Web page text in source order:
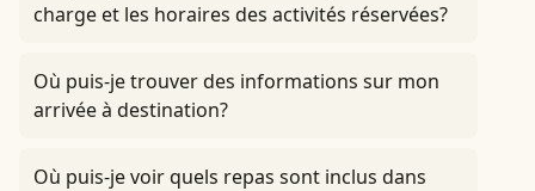
charge et les horaires des activités réservées?
Où puis-je trouver des informations sur mon
arrivée à destination?
Où puis-je voir quels repas sont inclus dans